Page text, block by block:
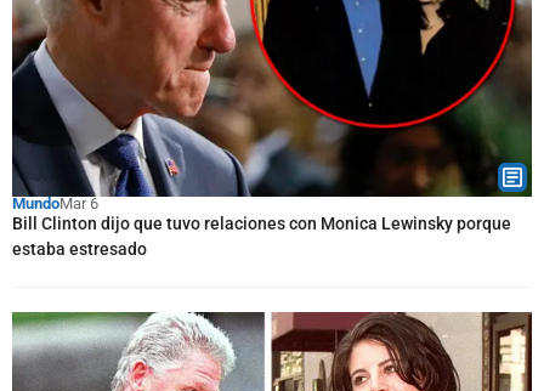
MundoMar 6
Bill Clinton dijo que tuvo relaciones con Monica Lewinsky porque
estaba estresado